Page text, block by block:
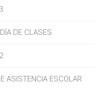
DE CLASES
ASISTENCIA ESCOLAR